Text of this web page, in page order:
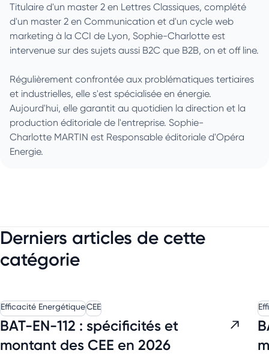
Titulaire d'un master 2 en Lettres Classiques, complété
d'un master 2 en Communication et d'un cycle web
marketing à la CCI de Lyon, Sophie-Charlotte est
intervenue sur des sujets aussi B2C que B2B, on et off line.
Régulièrement confrontée aux problématiques tertiaires
et industrielles, elle s'est spécialisée en énergie.
Aujourd'hui, elle garantit au quotidien la direction et la
production éditoriale de l'entreprise. Sophie-
Charlotte MARTIN est Responsable éditoriale d'Opéra
Energie.
Derniers articles de cette
catégorie
Efficacité EnergétiqueCEE
BAT-EN-112 : spécificités et
montant des CEE en 2026